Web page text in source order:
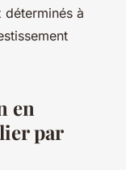
déterminés à
en
par